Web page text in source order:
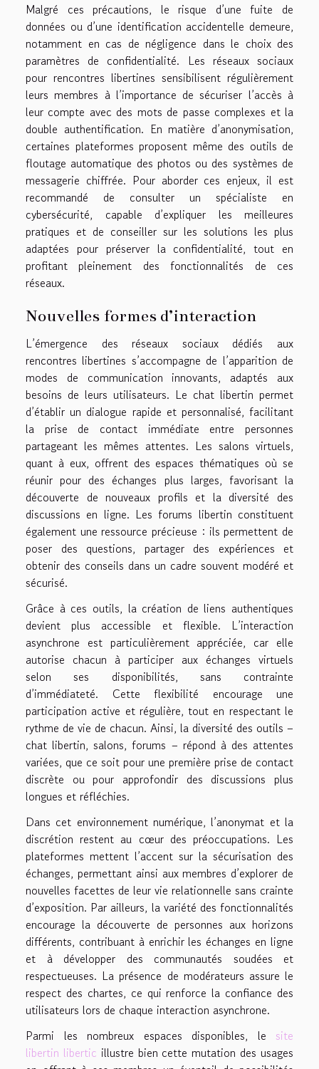
Malgré ces précautions, le risque d’une fuite de
données ou d’une identification accidentelle demeure,
notamment en cas de négligence dans le choix des
paramètres de confidentialité. Les réseaux sociaux
pour rencontres libertines sensibilisent régulièrement
leurs membres à l’importance de sécuriser l’accès à
leur compte avec des mots de passe complexes et la
double authentification. En matière d’anonymisation,
certaines plateformes proposent même des outils de
floutage automatique des photos ou des systèmes de
messagerie chiffrée. Pour aborder ces enjeux, il est
recommandé de consulter un spécialiste en
cybersécurité, capable d’expliquer les meilleures
pratiques et de conseiller sur les solutions les plus
adaptées pour préserver la confidentialité, tout en
profitant pleinement des fonctionnalités de ces
réseaux.
Nouvelles formes d’interaction
L’émergence des réseaux sociaux dédiés aux
rencontres libertines s’accompagne de l’apparition de
modes de communication innovants, adaptés aux
besoins de leurs utilisateurs. Le chat libertin permet
d’établir un dialogue rapide et personnalisé, facilitant
la prise de contact immédiate entre personnes
partageant les mêmes attentes. Les salons virtuels,
quant à eux, offrent des espaces thématiques où se
réunir pour des échanges plus larges, favorisant la
découverte de nouveaux profils et la diversité des
discussions en ligne. Les forums libertin constituent
également une ressource précieuse : ils permettent de
poser des questions, partager des expériences et
obtenir des conseils dans un cadre souvent modéré et
sécurisé.
Grâce à ces outils, la création de liens authentiques
devient plus accessible et flexible. L’interaction
asynchrone est particulièrement appréciée, car elle
autorise chacun à participer aux échanges virtuels
selon ses disponibilités, sans contrainte
d’immédiateté. Cette flexibilité encourage une
participation active et régulière, tout en respectant le
rythme de vie de chacun. Ainsi, la diversité des outils –
chat libertin, salons, forums – répond à des attentes
variées, que ce soit pour une première prise de contact
discrète ou pour approfondir des discussions plus
longues et réfléchies.
Dans cet environnement numérique, l’anonymat et la
discrétion restent au cœur des préoccupations. Les
plateformes mettent l’accent sur la sécurisation des
échanges, permettant ainsi aux membres d’explorer de
nouvelles facettes de leur vie relationnelle sans crainte
d’exposition. Par ailleurs, la variété des fonctionnalités
encourage la découverte de personnes aux horizons
différents, contribuant à enrichir les échanges en ligne
et à développer des communautés soudées et
respectueuses. La présence de modérateurs assure le
respect des chartes, ce qui renforce la confiance des
utilisateurs lors de chaque interaction asynchrone.
Parmi les nombreux espaces disponibles, le site
libertin libertic illustre bien cette mutation des usages